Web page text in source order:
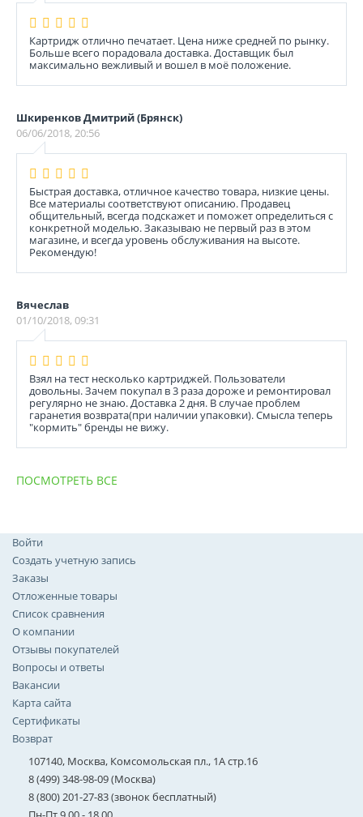
Картридж отлично печатает. Цена ниже средней по рынку.
Больше всего порадовала доставка. Доставщик был
максимально вежливый и вошел в моё положение.
Шкиренков Дмитрий (Брянск)
06/06/2018, 20:56
Быстрая доставка, отличное качество товара, низкие цены.
Все материалы соответствуют описанию. Продавец
общительный, всегда подскажет и поможет определиться с
конкретной моделью. Заказываю не первый раз в этом
магазине, и всегда уровень обслуживания на высоте.
Рекомендую!
Вячеслав
01/10/2018, 09:31
Взял на тест несколько картриджей. Пользователи
довольны. Зачем покупал в 3 раза дороже и ремонтировал
регулярно не знаю. Доставка 2 дня. В случае проблем
гаранетия возврата(при наличии упаковки). Смысла теперь
"кормить" бренды не вижу.
ПОСМОТРЕТЬ ВСЕ
Войти
Создать учетную запись
Заказы
Отложенные товары
Список сравнения
О компании
Отзывы покупателей
Вопросы и ответы
Вакансии
Карта сайта
Сертификаты
Возврат
107140, Москва, Комсомольская пл., 1А стр.16
8 (499) 348-98-09 (Москва)
8 (800) 201-27-83 (звонок бесплатный)